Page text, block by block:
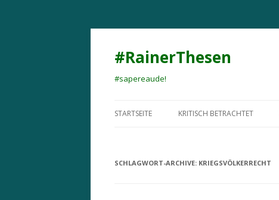
#RainerThesen
#sapereaude!
STARTSEITE KRITISCH BETRACHTET
SCHLAGWORT-ARCHIVE: KRIEGSVÖLKERRECHT